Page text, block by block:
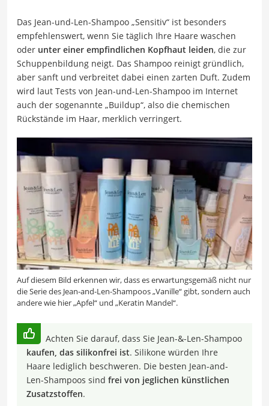
Das Jean-und-Len-Shampoo „Sensitiv“ ist besonders
empfehlenswert, wenn Sie täglich Ihre Haare waschen
oder unter einer empfindlichen Kopfhaut leiden, die zur
Schuppenbildung neigt. Das Shampoo reinigt gründlich,
aber sanft und verbreitet dabei einen zarten Duft. Zudem
wird laut Tests von Jean-und-Len-Shampoo im Internet
auch der sogenannte „Buildup“, also die chemischen
Rückstände im Haar, merklich verringert.
Auf diesem Bild erkennen wir, dass es erwartungsgemäß nicht nur
die Serie des Jean-and-Len-Shampoos „Vanille“ gibt, sondern auch
andere wie hier „Apfel“ und „Keratin Mandel“.
Achten Sie darauf, dass Sie Jean-&-Len-Shampoo
kaufen, das silikonfrei ist. Silikone würden Ihre
Haare lediglich beschweren. Die besten Jean-and-
Len-Shampoos sind frei von jeglichen künstlichen
Zusatzstoffen.